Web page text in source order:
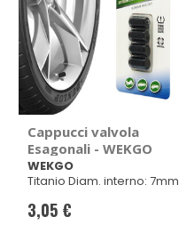
Cappucci valvola
Esagonali - WEKGO
WEKGO
Titanio Diam. interno: 7mm
3,05 €